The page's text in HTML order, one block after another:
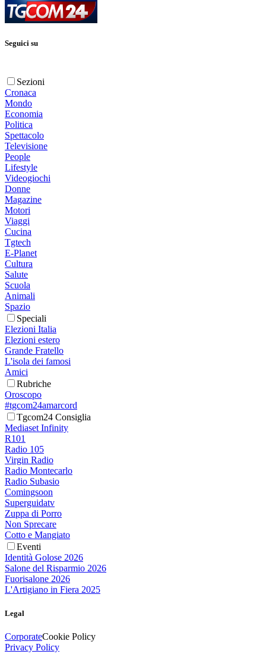
Seguici su
Sezioni
Cronaca
Mondo
Economia
Politica
Spettacolo
Televisione
People
Lifestyle
Videogiochi
Donne
Magazine
Motori
Viaggi
Cucina
Tgtech
E-Planet
Cultura
Salute
Scuola
Animali
Spazio
Speciali
Elezioni Italia
Elezioni estero
Grande Fratello
L'isola dei famosi
Amici
Rubriche
Oroscopo
#tgcom24amarcord
Tgcom24 Consiglia
Mediaset Infinity
R101
Radio 105
Virgin Radio
Radio Montecarlo
Radio Subasio
Comingsoon
Superguidatv
Zuppa di Porro
Non Sprecare
Cotto e Mangiato
Eventi
Identità Golose 2026
Salone del Risparmio 2026
Fuorisalone 2026
L'Artigiano in Fiera 2025
Legal
CorporateCookie Policy
Privacy Policy